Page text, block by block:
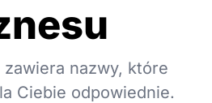
nazwy, które
Ciebie odpowiednie.